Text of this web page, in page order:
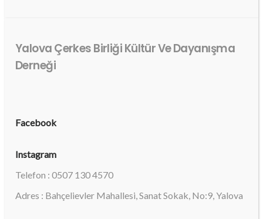
Yalova Çerkes Birliği Kültür Ve Dayanışma
Derneği
Facebook
Instagram
Telefon : 0507 130 4570
Adres : Bahçelievler Mahallesi, Sanat Sokak, No:9, Yalova